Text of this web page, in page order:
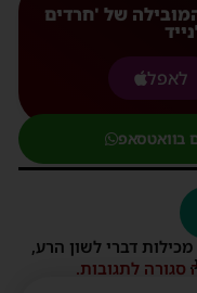
של 'חרדים
לאפל
בוואטסאפ
דברי לשון הרע,
סגורה לתגובות.